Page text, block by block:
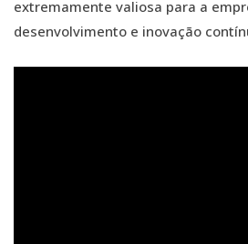
extremamente valiosa para a
desenvolvimento e inovação